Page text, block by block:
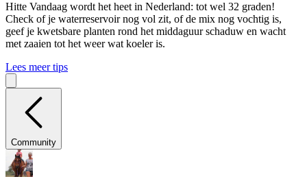
Hitte Vandaag wordt het heet in Nederland: tot wel 32 graden!
Check of je waterreservoir nog vol zit, of de mix nog vochtig is,
geef je kwetsbare planten rond het middaguur schaduw en wacht
met zaaien tot het weer wat koeler is.
Lees meer tips
Community